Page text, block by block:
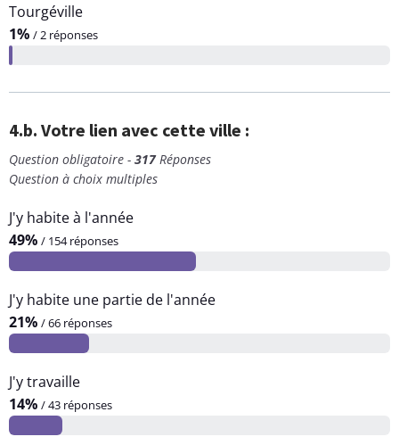
Tourgéville
1% / 2 réponses
4.b. Votre lien avec cette ville :
Question obligatoire - 317Réponses
Question à choix multiples
J'y habite à l'année
49% / 154 réponses
J'y habite une partie de l'année
21% / 66 réponses
J'y travaille
14% / 43 réponses